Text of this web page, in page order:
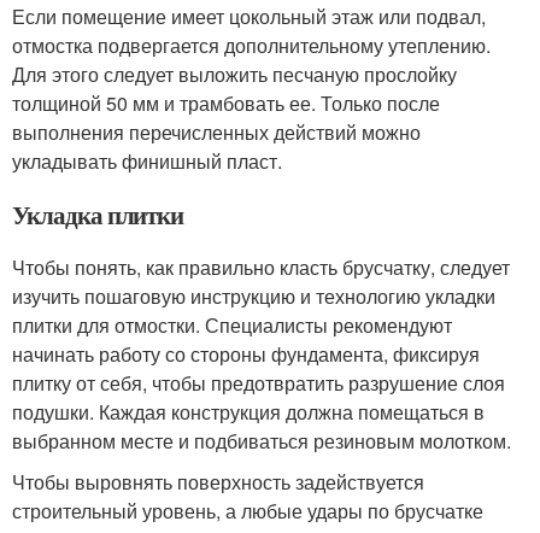
Если помещение имеет цокольный этаж или подвал,
отмостка подвергается дополнительному утеплению.
Для этого следует выложить песчаную прослойку
толщиной 50 мм и трамбовать ее. Только после
выполнения перечисленных действий можно
укладывать финишный пласт.
Укладка плитки
Чтобы понять, как правильно класть брусчатку, следует
изучить пошаговую инструкцию и технологию укладки
плитки для отмостки. Специалисты рекомендуют
начинать работу со стороны фундамента, фиксируя
плитку от себя, чтобы предотвратить разрушение слоя
подушки. Каждая конструкция должна помещаться в
выбранном месте и подбиваться резиновым молотком.
Чтобы выровнять поверхность задействуется
строительный уровень, а любые удары по брусчатке